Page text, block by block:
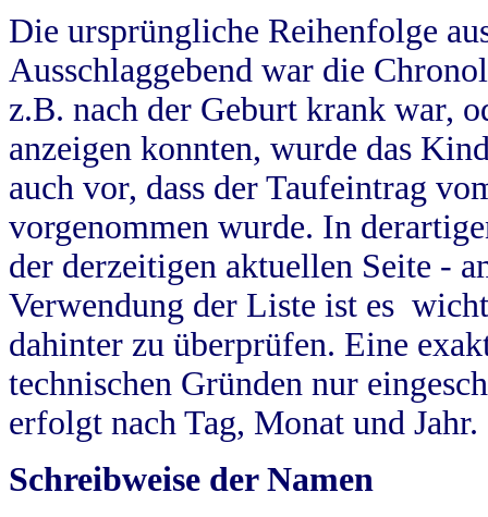
Die ursprüngliche Reihenfolge
Ausschlaggebend war die
z.B. nach der Geburt krank war,
anzeigen konnten, wurde das
auch vor, dass der Taufeintrag
vorgenommen wurde. In
der derzeitigen aktuellen Seite -
Verwendung der Liste ist es
dahinter zu überprüfen. Eine
technischen Gründen nur
erfolgt nach Tag, Monat und Jahr.
Schreibweise der Namen